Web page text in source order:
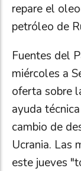
repare el
petróleo de
Fuentes del
miércoles a
oferta sobre
ayuda
cambio de
Ucrania. Las
este jueves